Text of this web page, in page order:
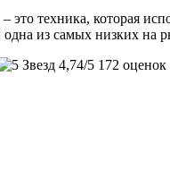
техника, которая
из самых низких на
4,74/5 172 оценок